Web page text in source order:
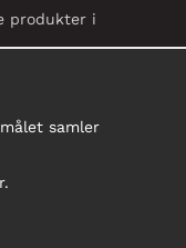
produkter i
samler